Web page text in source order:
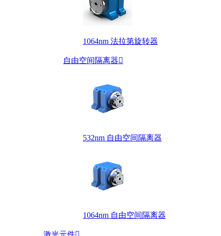
1064nm 法拉第旋转器
自由空间隔离器
532nm 自由空间隔离器
1064nm 自由空间隔离器
激光元件